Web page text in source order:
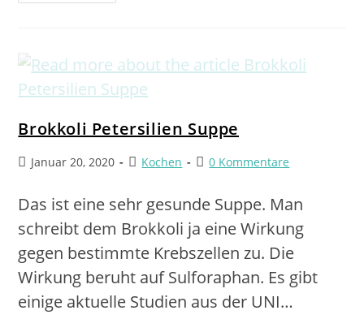
Brokkoli Petersilien Suppe
Januar 20, 2020 Kochen 0 Kommentare
Das ist eine sehr gesunde Suppe. Man
schreibt dem Brokkoli ja eine Wirkung
gegen bestimmte Krebszellen zu. Die
Wirkung beruht auf Sulforaphan. Es gibt
einige aktuelle Studien aus der UNI…